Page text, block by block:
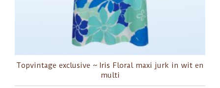
Topvintage exclusive ~ Iris Floral maxi jurk in wit en
multi